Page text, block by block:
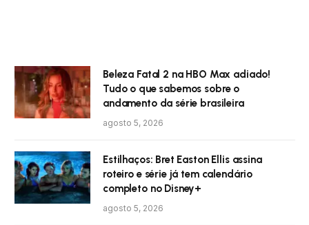
Beleza Fatal 2 na HBO Max adiado!
Tudo o que sabemos sobre o
andamento da série brasileira
agosto 5, 2026
Estilhaços: Bret Easton Ellis assina
roteiro e série já tem calendário
completo no Disney+
agosto 5, 2026